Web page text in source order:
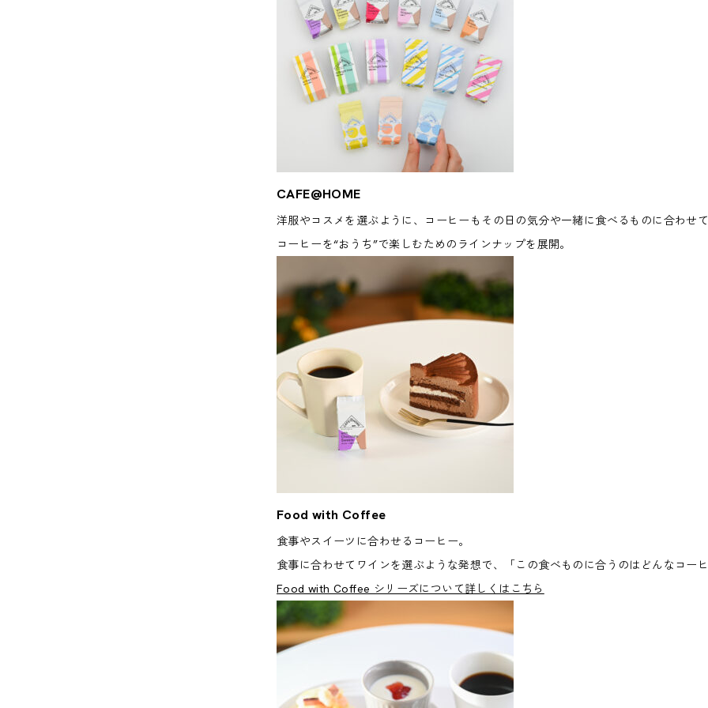
CAFE@HOME
洋服やコスメを選ぶように、コーヒーもその日の気分や一緒に食べるものに合わせ
コーヒーを“おうち”で楽しむためのラインナップを展開。
Food with Coffee
食事やスイーツに合わせるコーヒー。
食事に合わせてワインを選ぶような発想で、「この食べものに合うのはどんなコー
Food with Coffee シリーズについて詳しくはこちら